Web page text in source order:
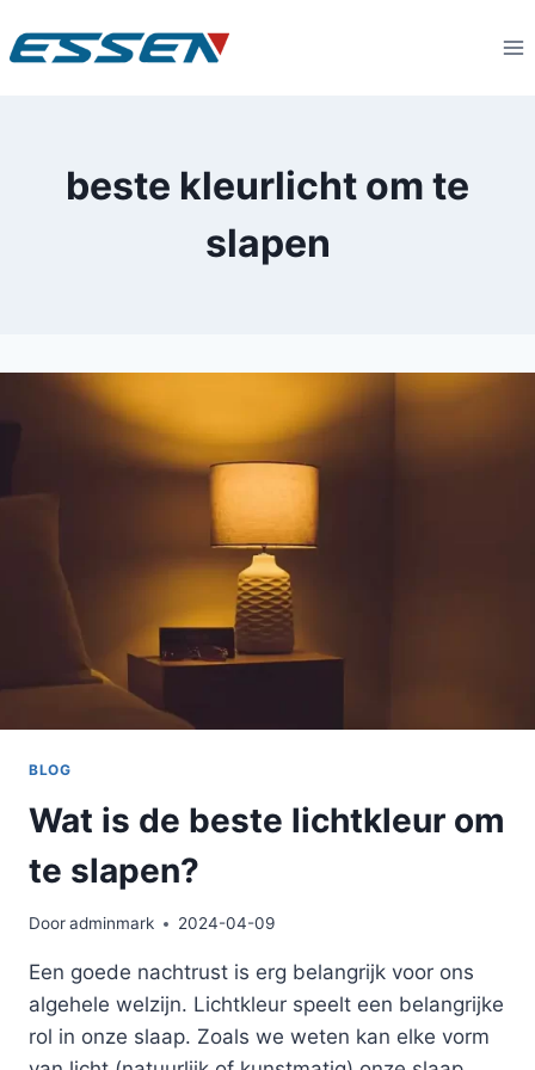
beste kleurlicht om te
slapen
BLOG
Wat is de beste lichtkleur om
te slapen?
Dooradminmark 2024-04-09
Een goede nachtrust is erg belangrijk voor ons
algehele welzijn. Lichtkleur speelt een belangrijke
rol in onze slaap. Zoals we weten kan elke vorm